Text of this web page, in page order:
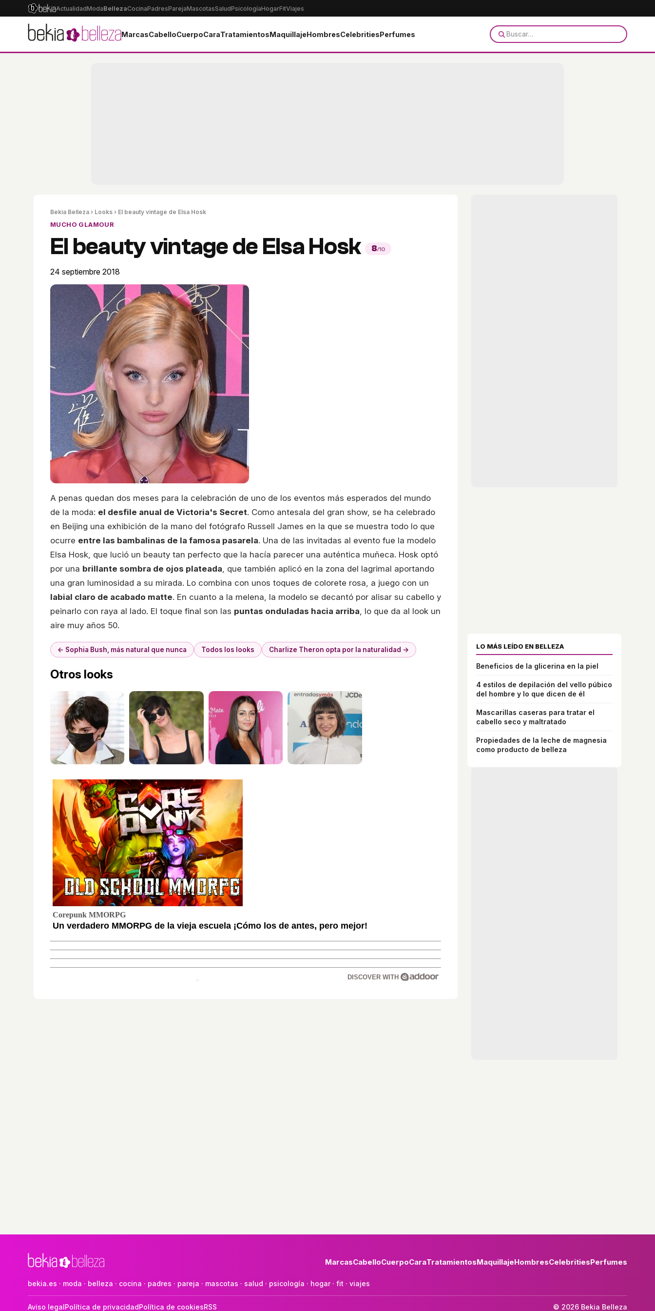
ActualidadModaBellezaCocinaPadresParejaMascotasSaludPsicologíaHogarFitViajes
MarcasCabelloCuerpoCaraTratamientosMaquillajeHombresCelebritiesPerfumes
Bekia Belleza › Looks › El beauty vintage de Elsa Hosk
MUCHO GLAMOUR
El beauty vintage de Elsa Hosk 8/10
24 septiembre 2018
A penas quedan dos meses para la celebración de uno de los eventos más esperados del mundo
de la moda: el desfile anual de Victoria's Secret. Como antesala del gran show, se ha celebrado
en Beijing una exhibición de la mano del fotógrafo Russell James en la que se muestra todo lo que
ocurre entre las bambalinas de la famosa pasarela. Una de las invitadas al evento fue la modelo
Elsa Hosk, que lució un beauty tan perfecto que la hacía parecer una auténtica muñeca. Hosk optó
por una brillante sombra de ojos plateada, que también aplicó en la zona del lagrimal aportando
una gran luminosidad a su mirada. Lo combina con unos toques de colorete rosa, a juego con un
labial claro de acabado matte. En cuanto a la melena, la modelo se decantó por alisar su cabello y
peinarlo con raya al lado. El toque final son las puntas onduladas hacia arriba, lo que da al look un
aire muy años 50.
← Sophia Bush, más natural que nunca Todos los looks Charlize Theron opta por la naturalidad →
Otros looks
Corepunk MMORPG
Un verdadero MMORPG de la vieja escuela ¡Cómo los de antes, pero mejor!
DISCOVER WITH
LO MÁS LEÍDO EN BELLEZA
Beneficios de la glicerina en la piel
4 estilos de depilación del vello púbico
del hombre y lo que dicen de él
Mascarillas caseras para tratar el
cabello seco y maltratado
Propiedades de la leche de magnesia
como producto de belleza
MarcasCabelloCuerpoCaraTratamientosMaquillajeHombresCelebritiesPerfumes
bekia.es · moda · belleza · cocina · padres · pareja · mascotas · salud · psicología · hogar· fit · viajes
Aviso legalPolítica de privacidadPolítica de cookiesRSS © 2026 Bekia Belleza